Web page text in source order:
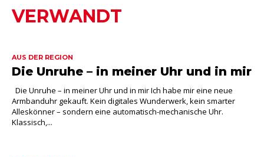
VERWANDT
AUS DER REGION
Die Unruhe – in meiner Uhr und in mir
Die Unruhe – in meiner Uhr und in mir Ich habe mir eine neue
Armbanduhr gekauft. Kein digitales Wunderwerk, kein smarter
Alleskönner – sondern eine automatisch-mechanische Uhr.
Klassisch,...